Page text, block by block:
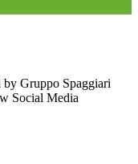
Gruppo Spaggiari
Social Media